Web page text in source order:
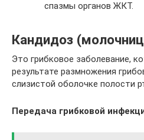
спазмы органов ЖКТ.
Кандидоз
Это грибковое заболевание,
результате размножения
слизистой оболочке полости
Передача грибковой